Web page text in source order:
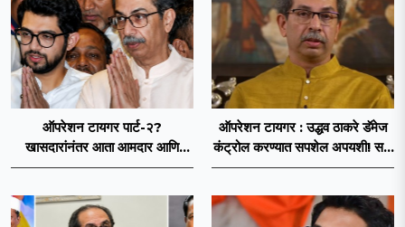
ऑपरेशन टायगर पार्ट-२?
खासदारांनंतर आता आमदार आणि
नगरसेवकही शिंदेंच्या वाटेवर?
ऑपरेशन टायगर : उद्धव ठाकरे डॅमेज
कंट्रोल करण्यात सपशेल अपयशी! सहा
खासदारांनंतर आमदारांसह नगरसेवकही